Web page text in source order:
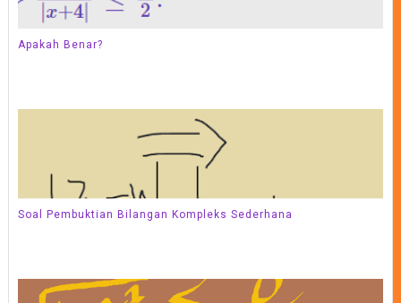
Apakah Benar?
Soal Pembuktian Bilangan Kompleks Sederhana